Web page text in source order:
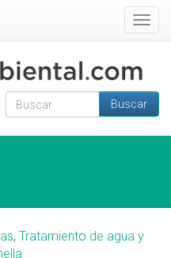
Formulario de
Buscar
, Tratamiento de agua y